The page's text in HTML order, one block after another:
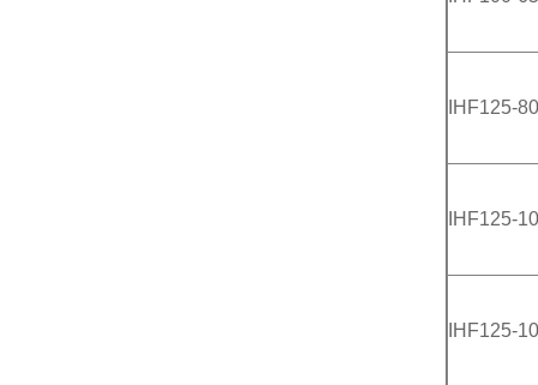
IHF125-
IHF125-
IHF125-